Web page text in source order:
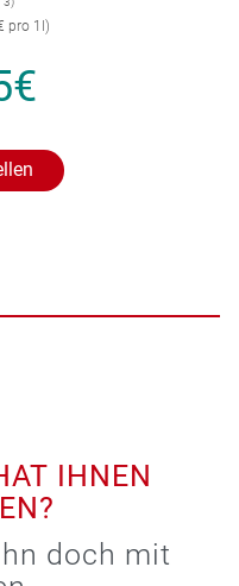
pro 1l)
IHNEN
doch mit